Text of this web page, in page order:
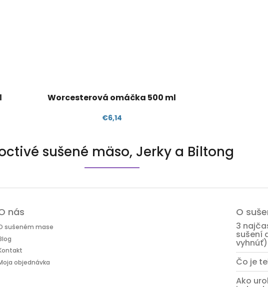
Worcesterová omáčka 500 ml
€6,14
sušené mäso, Jerky a Biltong
nás
sušeném mase
objednávka
O
3
sušení
vyhnúť)
Čo je
Ako